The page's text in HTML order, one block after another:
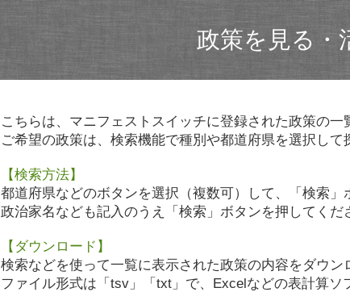
政策を見る・
こちらは、マニフェストスイッチに登録された政策の一
ご希望の政策は、検索機能で種別や都道府県を選択して
【検索方法】
都道府県などのボタンを選択（複数可）して、「検索」
政治家名なども記入のうえ「検索」ボタンを押してくだ
【ダウンロード】
検索などを使って一覧に表示された政策の内容をダウン
ファイル形式は「tsv」「txt」で、Excelなどの表計算